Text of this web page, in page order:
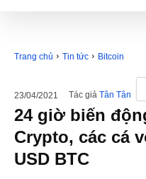
Trang chủ Tin tức Bitcoin
23/04/2021 Tác giả Tân Tân
24 giờ biến
Crypto, các cá
USD BTC